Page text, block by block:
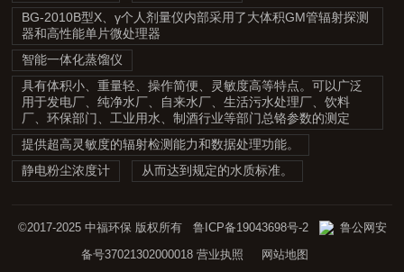
BG-2010B型X、γ个人剂量仪内部采用了大体积GM管辐射探测
器和高性能单片微处理器
智能一体化蒸馏仪
具有体积小、重量轻、操作简便、灵敏度高等特点。可以广泛
用于发电厂、纯净水厂、自来水厂、生活污水处理厂、饮料
厂、环保部门、工业用水、制酒行业等部门总铬参数的测定
提供超高灵敏度的辐射检测能力和数据处理功能。
静电粉尘浓度计
从而达到规定的水质标准。
©2017-2025 中福环保 版权所有 鲁ICP备19043698号-2
鲁公网安
备号37021302000018 营业执照 网站地图